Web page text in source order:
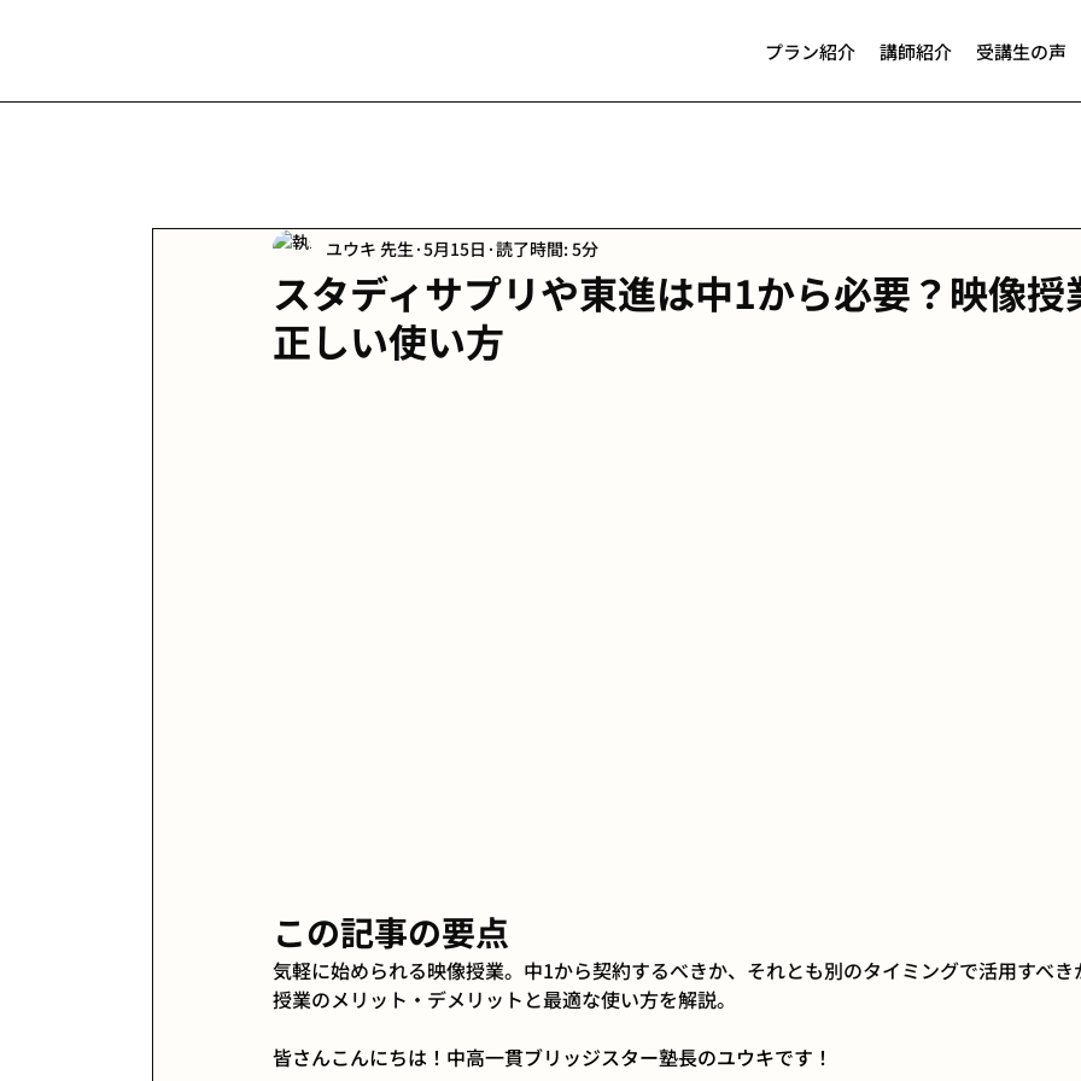
プラン紹介 講師紹介 受講生の声
スタディサプリや東進は中1から必要？映像授
正しい使い方
ユウキ 先生 5月15日 読了時間: 5分
この記事の要点
気軽に始められる映像授業。中1から契約するべきか、それとも別のタイミングで活用すべき
授業のメリット・デメリットと最適な使い方を解説。
皆さんこんにちは！中高一貫ブリッジスター塾長のユウキです！